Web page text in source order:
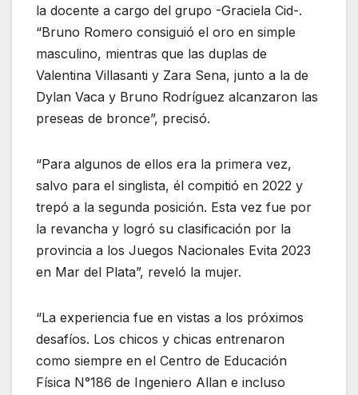
la docente a cargo del grupo -Graciela Cid-.
“Bruno Romero consiguió el oro en simple
masculino, mientras que las duplas de
Valentina Villasanti y Zara Sena, junto a la de
Dylan Vaca y Bruno Rodríguez alcanzaron las
preseas de bronce”, precisó.
“Para algunos de ellos era la primera vez,
salvo para el singlista, él compitió en 2022 y
trepó a la segunda posición. Esta vez fue por
la revancha y logró su clasificación por la
provincia a los Juegos Nacionales Evita 2023
en Mar del Plata”, reveló la mujer.
“La experiencia fue en vistas a los próximos
desafíos. Los chicos y chicas entrenaron
como siempre en el Centro de Educación
Física N°186 de Ingeniero Allan e incluso